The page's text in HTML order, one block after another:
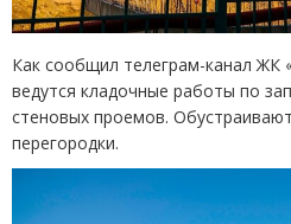
Как сообщил телеграм-канал ЖК
ведутся кладочные работы по
стеновых проемов.
перегородки.